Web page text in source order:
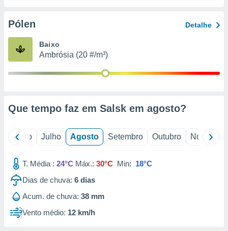
através
estudos
de
1199
Pólen Detalhe
Baixo
Ambrósia (20 #/m³)
Que tempo faz em Salsk em agosto?
Junho Julho Agosto Setembro Outubro Novembro
T. Média : 24°C Máx.: 30°C Min: 18°C
Dias de chuva: 6 dias
Acum. de chuva: 38 mm
Vento médio: 12 km/h